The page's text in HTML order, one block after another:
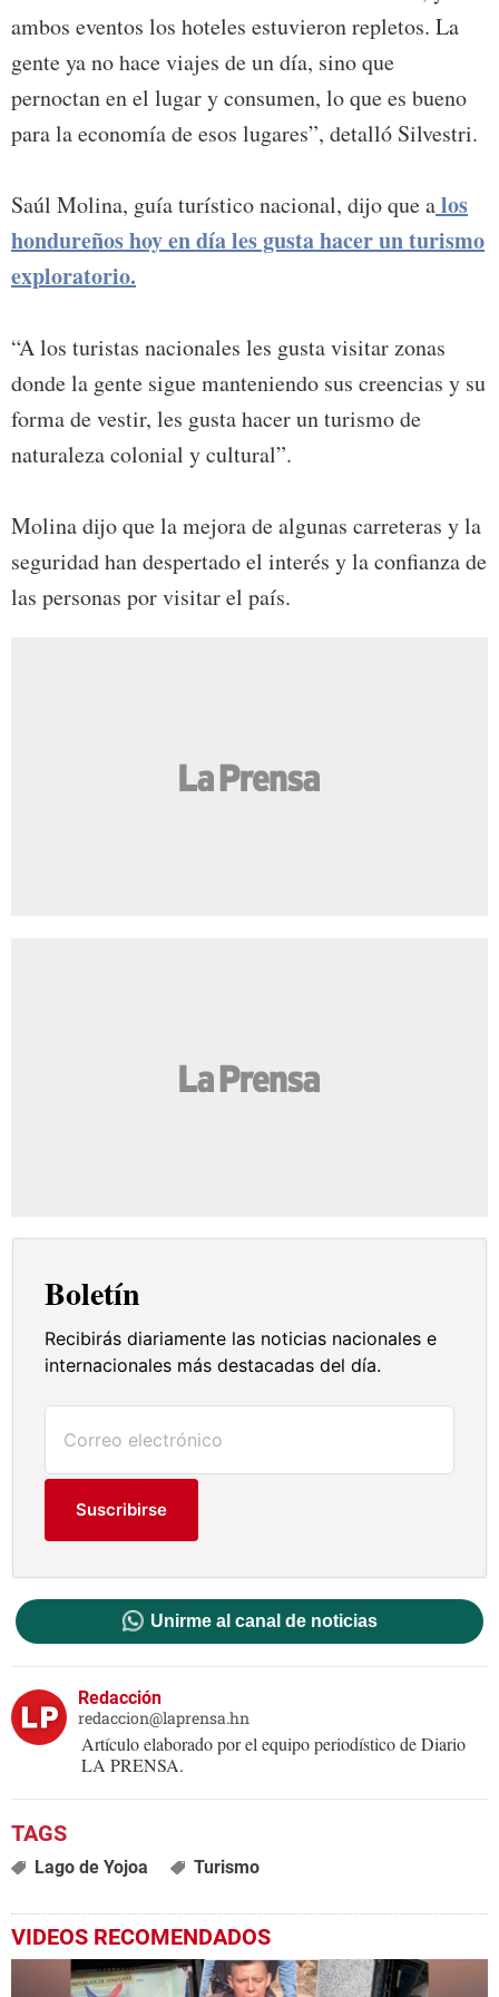
ambos eventos los hoteles estuvieron repletos. La
gente ya no hace viajes de un día, sino que
pernoctan en el lugar y consumen, lo que es bueno
para la economía de esos lugares”, detalló Silvestri.
Saúl Molina, guía turístico nacional, dijo que alos
hondureños hoy en día les gusta hacer un turismo
exploratorio.
“A los turistas nacionales les gusta visitar zonas
donde la gente sigue manteniendo sus creencias y su
forma de vestir, les gusta hacer un turismo de
naturaleza colonial y cultural”.
Molina dijo que la mejora de algunas carreteras y la
seguridad han despertado el interés y la confianza de
las personas por visitar el país.
Boletín
Recibirás diariamente las noticias nacionales e
internacionales más destacadas del día.
Suscribirse
Unirme al canal de noticias
Redacción
redaccion@laprensa.hn
Artículo elaborado por el equipo periodístico de Diario
LA PRENSA.
Lago de Yojoa Turismo
VIDEOS RECOMENDADOS